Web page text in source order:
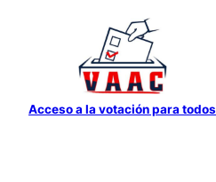
contenido
Acceso a la votación para todos